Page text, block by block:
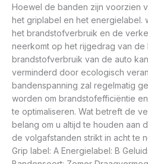
Hoewel de banden zijn voorzien
het griplabel en het energielabel.
het brandstofverbruik en de
neerkomt op het rijgedrag van de
brandstofverbruik van de auto
verminderd door ecologisch
bandenspanning zal regelmatig
worden om brandstofefficiëntie
te optimaliseren. Wat betreft de
belang om u altijd te houden aan
de volgafstanden strikt in acht te
Grip label: A Energielabel: B